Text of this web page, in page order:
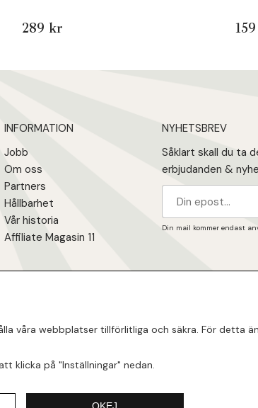
289 kr
INFORMATION
Jobb
Om oss
Partners
Hållbarhet
Vår historia
Affiliate Magasin 11
NYHETSBREV
Såklart skall du ta
erbjudanden &
Din mail kommer endast
våra webbplatser tillförlitliga och säkra. För detta
klicka på "Inställningar" nedan.